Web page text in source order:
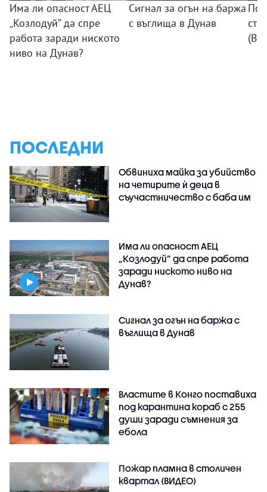
Има ли опасност АЕЦ
„Козлодуй” да спре
работа заради ниското
ниво на Дунав?
Сигнал за огън на баржа
с въглища в Дунав
ПОСЛЕДНИ
Обвиниха майка за убийство
на четирите ѝ деца в
съучастничество с баба им
Има ли опасност АЕЦ
„Козлодуй” да спре работа
заради ниското ниво на
Дунав?
Сигнал за огън на баржа с
въглища в Дунав
Властите в Конго поставиха
под карантина кораб с 255
души заради съмнения за
ебола
Пожар пламна в столичен
квартал (ВИДЕО)